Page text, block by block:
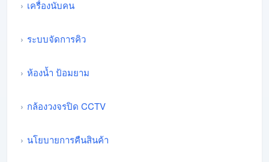
เครื่องนับคน
ระบบจัดการคิว
ห้องน้ำ ป้อมยาม
กล้องวงจรปิด CCTV
นโยบายการคืนสินค้า